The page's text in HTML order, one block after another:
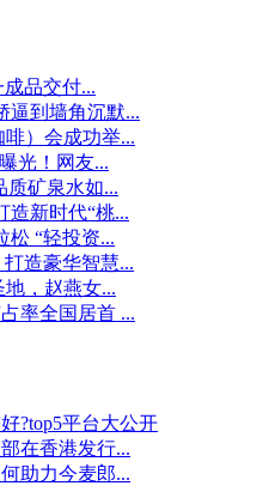
品交付...
逼到墙角沉默...
）会成功举...
光！网友...
质矿泉水如...
造新时代“桃...
松 “轻投资...
造豪华智慧...
地，赵燕女...
率全国居首 ...
?top5平台大公开
在香港发行...
助力今麦郎...